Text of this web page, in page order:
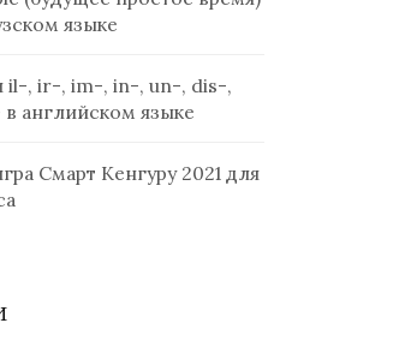
языке
il-, ir-, im-, in-, un-, dis-,
английском языке
Смарт Кенгуру 2021 для